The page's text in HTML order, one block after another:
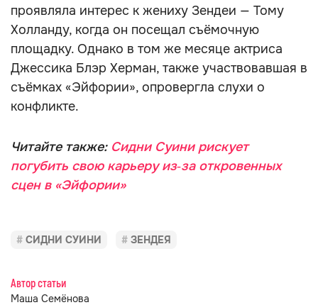
проявляла интерес к жениху Зендеи — Тому
Холланду, когда он посещал съёмочную
площадку. Однако в том же месяце актриса
Джессика Блэр Херман, также участвовавшая в
съёмках «Эйфории», опровергла слухи о
конфликте.
Читайте также: Сидни Суини рискует
погубить свою карьеру из‑за откровенных
сцен в «Эйфории»
СИДНИ СУИНИ ЗЕНДЕЯ
Автор статьи
Маша Семёнова